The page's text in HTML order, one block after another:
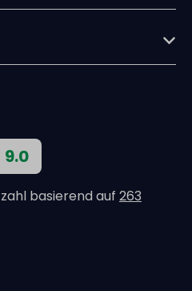
9.0
basierend auf 263